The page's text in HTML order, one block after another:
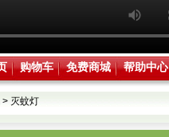
购物车 免费商城 帮助中心
> 灭蚊灯